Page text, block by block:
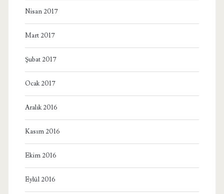
Nisan 2017
Mart 2017
Şubat 2017
Ocak 2017
Aralık 2016
Kasım 2016
Ekim 2016
Eylül 2016